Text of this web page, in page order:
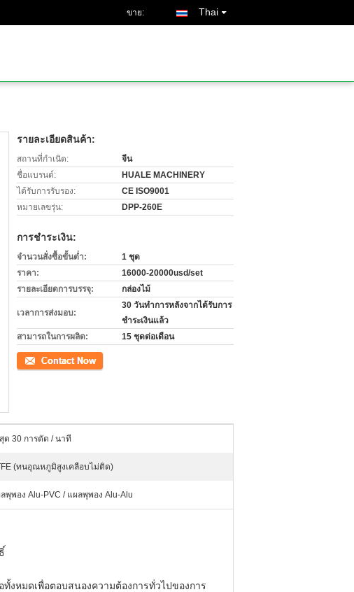
ขาย: Thai
รายละเอียดสินค้า:
สถานที่กำเนิด:
จีน
ชื่อแบรนด์:
HUALE MACHINERY
ได้รับการรับรอง:
CE ISO9001
หมายเลขรุ่น:
DPP-260E
การชำระเงิน:
จำนวนสั่งซื้อขั้นต่ำ:
1 ชุด
ราคา:
16000-20000usd/set
รายละเอียดการบรรจุ:
กล่องไม้
เวลาการส่งมอบ:
30 วันทำการหลังจากได้รับการ
ชำระเงินแล้ว
สามารถในการผลิต:
15 ชุดต่อเดือน
ติดต่อ
ด 30 การตัด / นาที
(ทนอุณหภูมิสูงเคลือบไม่ติด)
พุพอง Alu-PVC / แผลพุพอง Alu-Alu
หมดเพื่อตอบสนองความต้องการทั่วไปของการ